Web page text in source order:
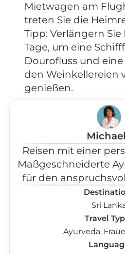
Mietwagen am
treten Sie die
Tipp: Verlängern Sie
Tage, um eine
Dourofluss und
den Weinkellereien
genießen.
Reisen mit einer
Maßgeschneiderte
für den
Sri
Travel
Ayurveda,